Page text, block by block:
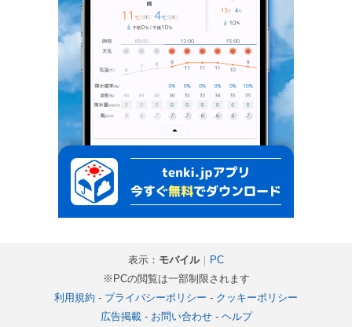
表示： モバイル｜ PC
※PCの閲覧は一部制限されます
利用規約 - プライバシーポリシー - クッキーポリシー
広告掲載- お問い合わせ- ヘルプ